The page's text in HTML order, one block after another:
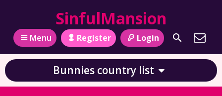
SinfulMansion
Menu Register Login
Bunnies country list